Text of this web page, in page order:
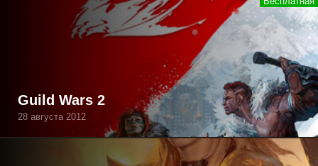
Guild Wars 2
28 августа 2012